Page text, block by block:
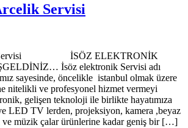
Servisi
Servisi İSÖZ ELEKTRONİK
İsöz elektronik Servisi adı
sayesinde, öncelikle istanbul olmak üzere
nitelikli ve profesyonel hizmet vermeyi
gelişen teknoloji ile birlikte hayatımıza
LED TV lerden, projeksiyon, kamera ,beyaz
ve müzik çalar ürünlerine kadar geniş bir […]